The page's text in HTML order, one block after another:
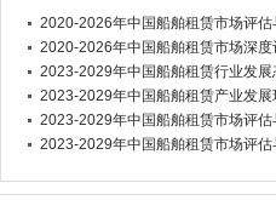
2020-2026年中国船舶租赁市场评
2020-2026年中国船舶租赁市场深
2023-2029年中国船舶租赁行业发
2023-2029年中国船舶租赁产业发
2023-2029年中国船舶租赁市场评
2023-2029年中国船舶租赁市场评